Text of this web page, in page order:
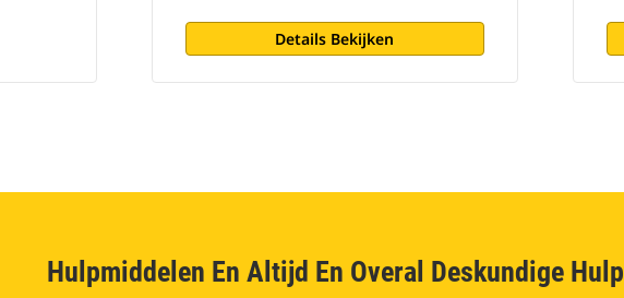
Details Bekijken
Hulpmiddelen En Altijd En Overal Deskundige Hulp